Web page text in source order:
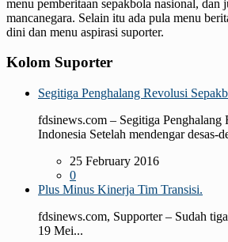
menu pemberitaan sepakbola nasional, dan
mancanegara. Selain itu ada pula menu
dini dan menu aspirasi suporter.
Kolom Suporter
Segitiga Penghalang Revolusi
fdsinews.com – Segitiga Penghalang
Indonesia Setelah mendengar desas-
25 February 2016
0
Plus Minus Kinerja Tim Transisi.
fdsinews.com, Supporter – Sudah
19 Mei...